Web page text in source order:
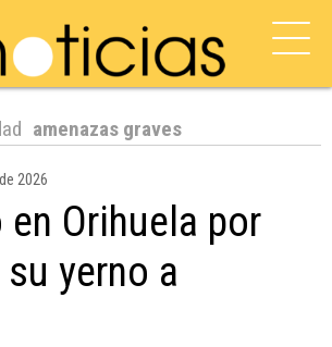
amenazas graves
2026
en Orihuela por
yerno a